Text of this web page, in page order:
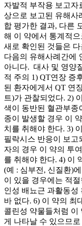
자발적 부작용 보고자
상으로 보고된 유해사
합 평가한 결과, 다른
해 이 약에서 통계적
새로 확인된 것들은
다음의 유해사례간에
아니다. ­ 대사 및 영양
적 주의 1) QT연장 증
된 환자에게서 QT 연
트)가 관찰되었다. 2)
색이 동반된 혈관부종
종이 발생할 경우 이
치를 취해야 한다. 3)
필락시스 반응이 보고
자의 경우 이 약의 투
를 취해야 한다. 4) 이
(예 : 심부전, 신질환)
이 있을 경우에는 적
인성 배뇨근 과활동성
바 없다. 6) 이 약의 최
콜린성 약물들처럼 이
게 나타날 수 있으므